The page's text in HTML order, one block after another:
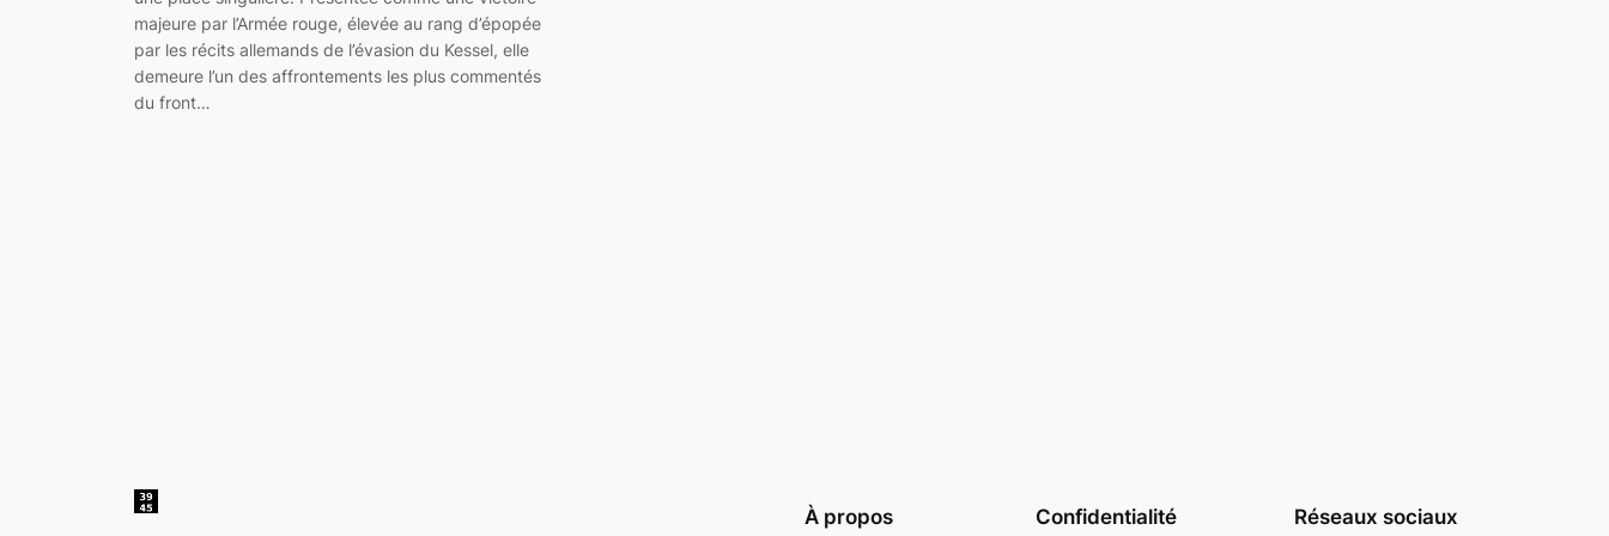
majeure par l’Armée rouge, élevée au rang d’épopée
par les récits allemands de l’évasion du Kessel, elle
demeure l’un des affrontements les plus commentés
du front…
À propos Confidentialité Réseaux sociaux